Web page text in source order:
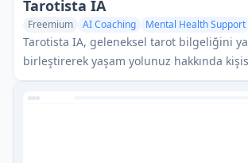
Tarotista IA
Freemium AI Coaching Mental Health Support
Tarotista IA, geleneksel tarot bilgeliğini
birleştirerek yaşam yolunuz hakkında
veri odaklı içgörüler sunan yenilikçi bir
okuma platformudur.